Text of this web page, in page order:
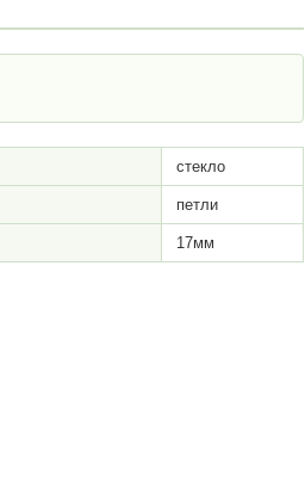
стекло
петли
17мм